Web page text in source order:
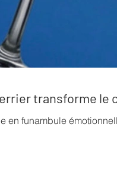
transforme
en funambule